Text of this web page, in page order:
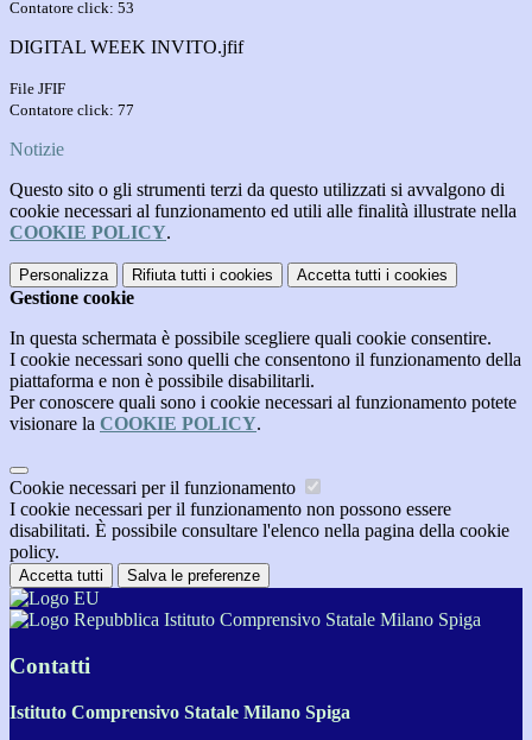
Contatore click: 53
DIGITAL WEEK INVITO.jfif
File JFIF
Contatore click: 77
Notizie
Questo sito o gli strumenti terzi da questo utilizzati si avvalgono di
cookie necessari al funzionamento ed utili alle finalità illustrate nella
COOKIE POLICY.
Personalizza Rifiuta tutti i cookies Accetta tutti i cookies
Gestione cookie
In questa schermata è possibile scegliere quali cookie consentire.
I cookie necessari sono quelli che consentono il funzionamento della
piattaforma e non è possibile disabilitarli.
Per conoscere quali sono i cookie necessari al funzionamento potete
visionare la COOKIE POLICY.
Cookie necessari per il funzionamento
I cookie necessari per il funzionamento non possono essere
disabilitati. È possibile consultare l'elenco nella pagina della cookie
policy.
Accetta tutti Salva le preferenze
Istituto Comprensivo Statale Milano Spiga
Contatti
Istituto Comprensivo Statale Milano Spiga